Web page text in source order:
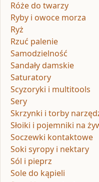
Róże do twarzy
Ryby i owoce morza
Ryż
Rzuć palenie
Samodzielność
Sandały damskie
Saturatory
Scyzoryki i multitools
Sery
Skrzynki i torby
Słoiki i pojemniki na
Soczewki kontaktowe
Soki syropy i nektary
Sól i pieprz
Sole do kąpieli